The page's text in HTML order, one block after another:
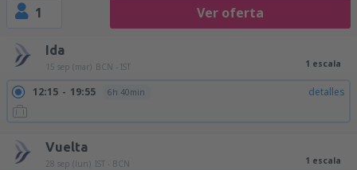
1 Ver oferta
Ida
15 sep (mar) BCN - IST 1 escala
12:15 19:55 6h 40min detalles
Vuelta
28 sep (lun) IST - BCN 1 escala